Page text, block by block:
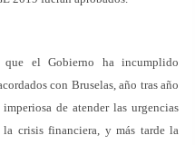
el Gobierno ha incumplido
con Bruselas, año tras año
de atender las urgencias
crisis financiera, y más tarde la